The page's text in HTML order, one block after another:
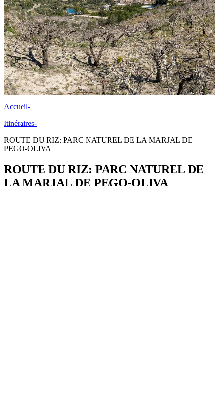
Accueil-
Itinéraires-
ROUTE DU RIZ: PARC NATUREL DE LA MARJAL DE
PEGO-OLIVA
ROUTE DU RIZ: PARC NATUREL DE
LA MARJAL DE PEGO-OLIVA